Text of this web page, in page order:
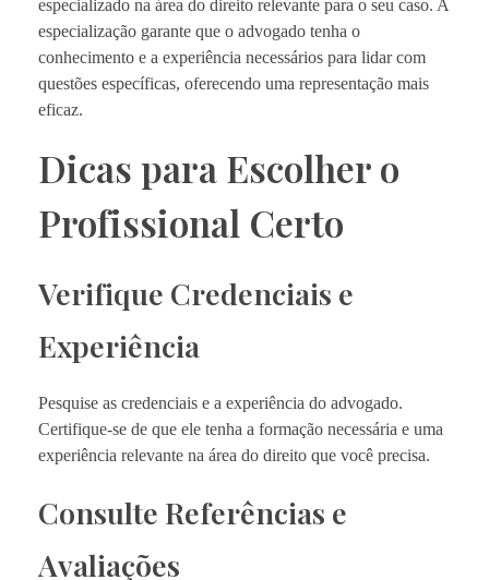
especializado na área do direito relevante para o seu caso. A
especialização garante que o advogado tenha o
conhecimento e a experiência necessários para lidar com
questões específicas, oferecendo uma representação mais
eficaz.
Dicas para Escolher o
Profissional Certo
Verifique Credenciais e
Experiência
Pesquise as credenciais e a experiência do advogado.
Certifique-se de que ele tenha a formação necessária e uma
experiência relevante na área do direito que você precisa.
Consulte Referências e
Avaliações